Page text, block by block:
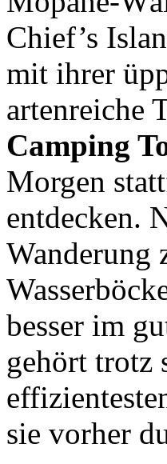
Chief’s
mit ihrer
artenreiche
Camping
Morgen
entdecken.
Wanderung
besser im
gehört trotz
sie vorher